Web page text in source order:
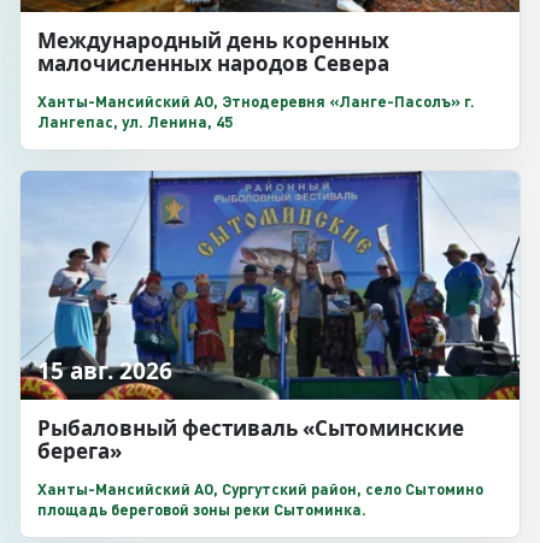
Международный день коренных
малочисленных народов Севера
Ханты-Мансийский АО, Этнодеревня «Ланге-Пасолъ» г.
Лангепас, ул. Ленина, 45
15 авг. 2026
Рыбаловный фестиваль «Сытоминские
берега»
Ханты-Мансийский АО, Сургутский район, село Сытомино
площадь береговой зоны реки Сытоминка.